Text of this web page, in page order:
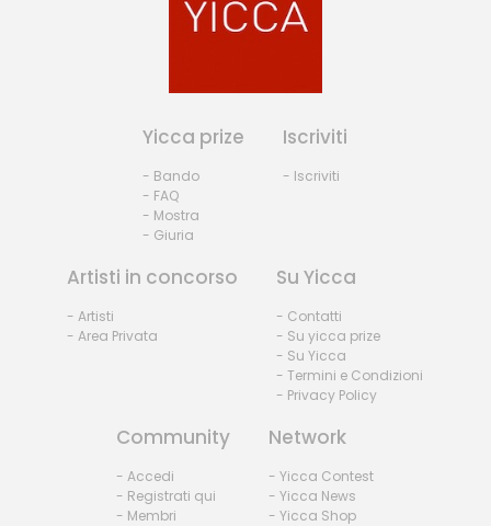
Yicca prize
- Bando
- FAQ
- Mostra
- Giuria
Iscriviti
- Iscriviti
Artisti in concorso
- Artisti
- Area Privata
Su Yicca
- Contatti
- Su yicca prize
- Su Yicca
- Termini e Condizioni
- Privacy Policy
Community
- Accedi
- Registrati qui
- Membri
Network
- Yicca Contest
- Yicca News
- Yicca Shop